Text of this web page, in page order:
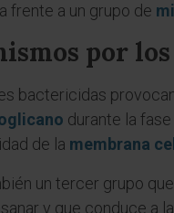
frente a un grupo de
por
bactericidas
durante la
de la membrana
un tercer grupo
y que conduce a